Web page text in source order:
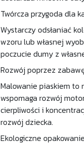
Twórcza przygoda dla
Wystarczy odsłaniać
wzoru lub własnej
poczucie dumy z
Rozwój poprzez
Malowanie piaskiem to
wspomaga rozwój
cierpliwości i
rozwój dziecka.
Ekologiczne